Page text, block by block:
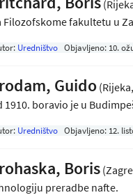
Filozofskome fakultetu u
Uredništvo Objavljeno: 10.
Guido
1910. boravio je u
Uredništvo Objavljeno: 12.
Boris
preradbe nafte.